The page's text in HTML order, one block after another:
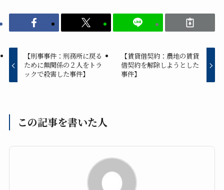
【刑事事件：刑務所に戻る
ために無関係の２人をトラ
ックで殺害した事件】
【賃貸借契約：農地の賃貸
借契約を解除しようとした
事件】
この記事を書いた人